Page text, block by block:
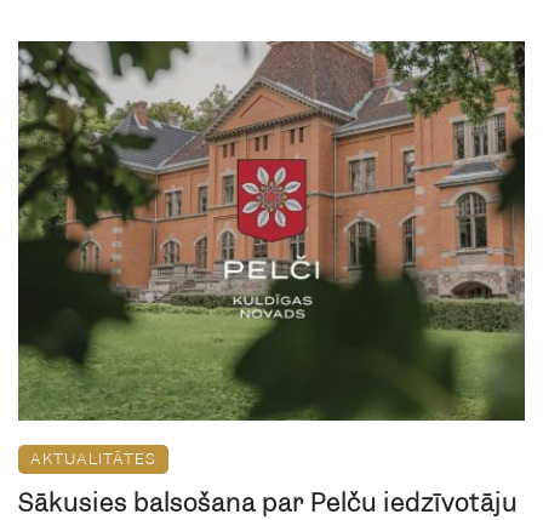
AKTUALITĀTES
Sākusies balsošana par Pelču iedzīvotāju